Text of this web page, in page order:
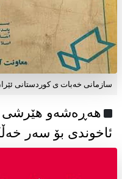
سازمانی خەبات ی كوردستانی
هەڕەشەو هێرشی
ئاخوندی بۆ سەر